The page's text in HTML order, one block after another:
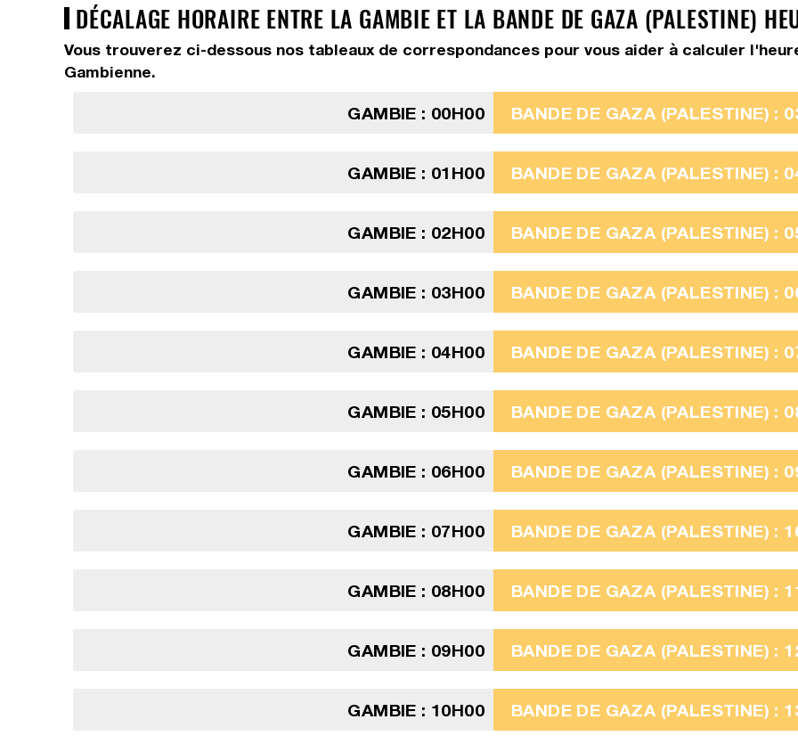
DÉCALAGE HORAIRE ENTRE LA GAMBIE ET LA BANDE DE GAZA (PALESTINE)
Vous trouverez ci-dessous nos tableaux de correspondances pour vous aider à calculer
Gambienne.
GAMBIE : 00H00 BANDE DE GAZA (PALESTINE) :
GAMBIE : 01H00 BANDE DE GAZA (PALESTINE) :
GAMBIE : 02H00 BANDE DE GAZA (PALESTINE) :
GAMBIE : 03H00 BANDE DE GAZA (PALESTINE) :
GAMBIE : 04H00 BANDE DE GAZA (PALESTINE) :
GAMBIE : 05H00 BANDE DE GAZA (PALESTINE) :
GAMBIE : 06H00 BANDE DE GAZA (PALESTINE) :
GAMBIE : 07H00 BANDE DE GAZA (PALESTINE) :
GAMBIE : 08H00 BANDE DE GAZA (PALESTINE) :
GAMBIE : 09H00 BANDE DE GAZA (PALESTINE) :
GAMBIE : 10H00 BANDE DE GAZA (PALESTINE) :